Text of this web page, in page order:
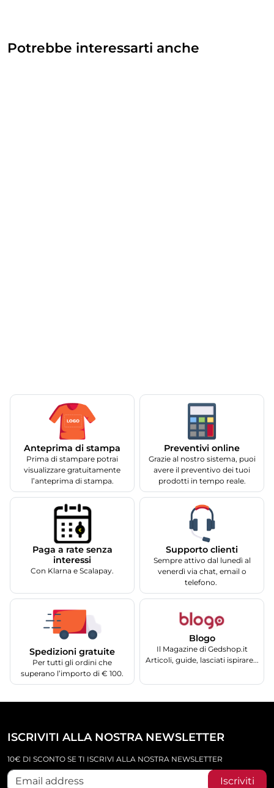
Potrebbe interessarti anche
Anteprima di stampa
Prima di stampare potrai
visualizzare gratuitamente
l’anteprima di stampa.
Preventivi online
Grazie al nostro sistema, puoi
avere il preventivo dei tuoi
prodotti in tempo reale.
Paga a rate senza
interessi
Con Klarna e Scalapay.
Supporto clienti
Sempre attivo dal lunedì al
venerdì via chat, email o
telefono.
Spedizioni gratuite
Per tutti gli ordini che
superano l’importo di € 100.
Blogo
Il Magazine di Gedshop.it
Articoli, guide, lasciati ispirare...
ISCRIVITI ALLA NOSTRA NEWSLETTER
10€ DI SCONTO SE TI ISCRIVI ALLA NOSTRA NEWSLETTER
Iscriviti